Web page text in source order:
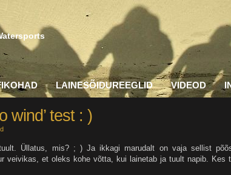
LAINESÕIDUREEGLID VIDEOD
wind’ test : )
Üllatus, mis? ; ) Ja ikkagi marudalt on vaja sellist
veivikas, et oleks kohe võtta, kui lainetab ja tuult napib. Kes